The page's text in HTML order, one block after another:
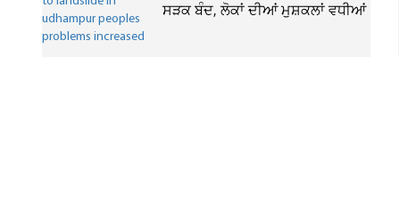
ਸੜਕ ਬੰਦ, ਲੋਕਾਂ ਦੀਆਂ ਮੁਸ਼ਕਲਾਂ ਵਧੀਆਂ